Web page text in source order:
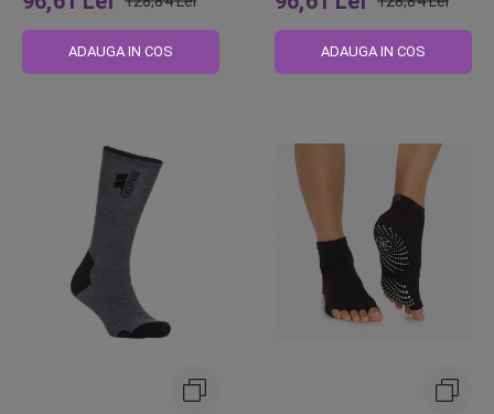
obisnuit
ADAUGA IN COS
obisnuit
ADAUGA IN COS